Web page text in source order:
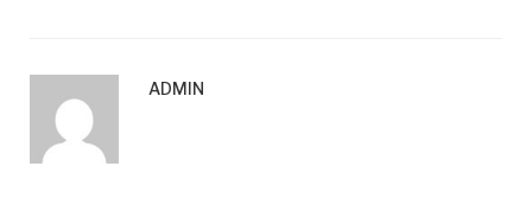
ADMIN